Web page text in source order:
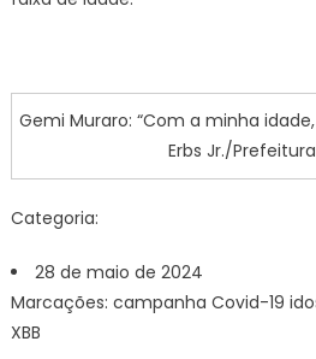
Gemi Muraro: “Com a minha
Erbs Jr./
Categoria:
28 de maio de 2024
Marcações: campanha Covid-19
XBB